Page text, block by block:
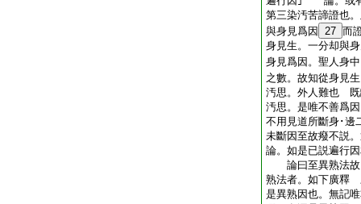
第三染汚苦諦證也
與身見爲因
27 而
身見生。一分却與
身見爲因。聖人身
之數。故知從身
汚思。外人難也 既
汚思。是唯不善爲
不用見道所斷身･
未斷因至故癈不説
論。如是已説遍行
論曰至異熟法故
熟法者。如下廣釋
是異熟因也。無記